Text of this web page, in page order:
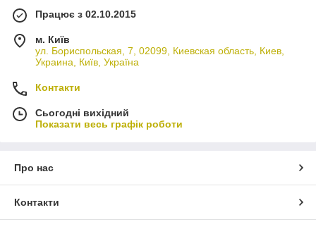
Працює з 02.10.2015
м. Київ
ул. Бориспольская, 7, 02099, Киевская область, Киев,
Украина, Київ, Україна
Контакти
Сьогодні вихідний
Показати весь графік роботи
Про нас
Контакти